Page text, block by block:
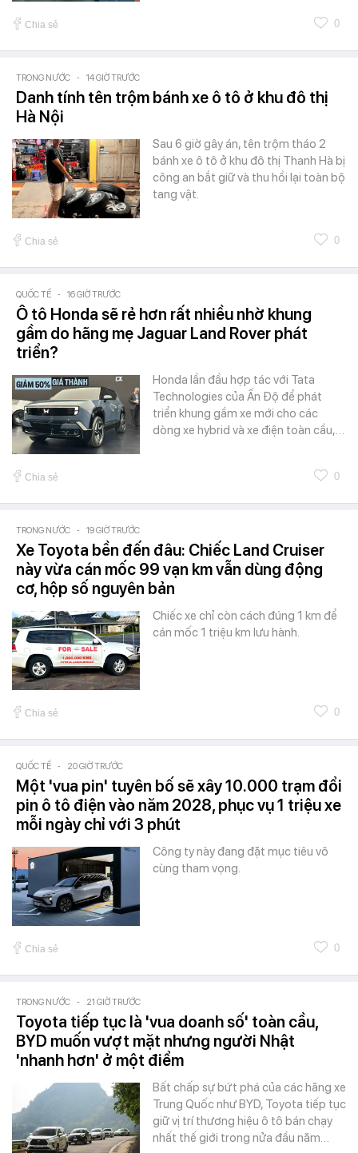
Chia sẻ 0
TRONG NƯỚC - 14 GIỜ TRƯỚC
Danh tính tên trộm bánh xe ô tô ở khu đô thị
Hà Nội
Sau 6 giờ gây án, tên trộm tháo 2
bánh xe ô tô ở khu đô thị Thanh Hà bị
công an bắt giữ và thu hồi lại toàn bộ
tang vật.
Chia sẻ 0
QUỐC TẾ - 16 GIỜ TRƯỚC
Ô tô Honda sẽ rẻ hơn rất nhiều nhờ khung
gầm do hãng mẹ Jaguar Land Rover phát
triển?
Honda lần đầu hợp tác với Tata
Technologies của Ấn Độ để phát
triển khung gầm xe mới cho các
dòng xe hybrid và xe điện toàn cầu,…
Chia sẻ 0
TRONG NƯỚC - 19 GIỜ TRƯỚC
Xe Toyota bền đến đâu: Chiếc Land Cruiser
này vừa cán mốc 99 vạn km vẫn dùng động
cơ, hộp số nguyên bản
Chiếc xe chỉ còn cách đúng 1 km để
cán mốc 1 triệu km lưu hành.
Chia sẻ 0
QUỐC TẾ - 20 GIỜ TRƯỚC
Một 'vua pin' tuyên bố sẽ xây 10.000 trạm đổi
pin ô tô điện vào năm 2028, phục vụ 1 triệu xe
mỗi ngày chỉ với 3 phút
Công ty này đang đặt mục tiêu vô
cùng tham vọng.
Chia sẻ 0
TRONG NƯỚC - 21 GIỜ TRƯỚC
Toyota tiếp tục là 'vua doanh số' toàn cầu,
BYD muốn vượt mặt nhưng người Nhật
'nhanh hơn' ở một điểm
Bất chấp sự bứt phá của các hãng xe
Trung Quốc như BYD, Toyota tiếp tục
giữ vị trí thương hiệu ô tô bán chạy
nhất thế giới trong nửa đầu năm…